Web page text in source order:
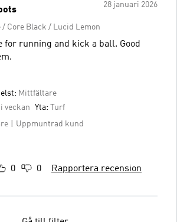
28 januari 2026
/ Core Black / Lucid Lemon
for running and kick a ball. Good
Mittfältare
veckan Yta:
Turf
Uppmuntrad kund
0 0 Rapportera recension